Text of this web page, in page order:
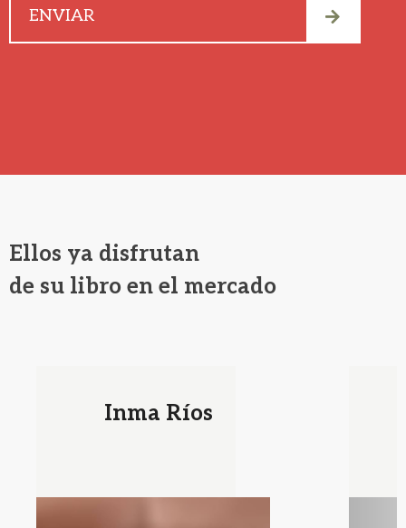
Ellos ya disfrutan
de su libro en el mercado
Inma Ríos